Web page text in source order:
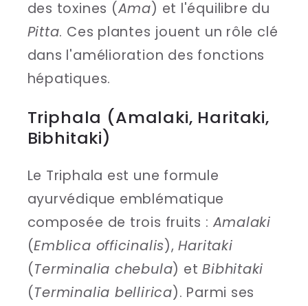
des toxines (Ama) et l'équilibre du
Pitta. Ces plantes jouent un rôle clé
dans l'amélioration des fonctions
hépatiques.
Triphala (Amalaki, Haritaki,
Bibhitaki)
Le Triphala est une formule
ayurvédique emblématique
composée de trois fruits : Amalaki
(Emblica officinalis),Haritaki
(Terminalia chebula) etBibhitaki
(Terminalia bellirica). Parmi ses